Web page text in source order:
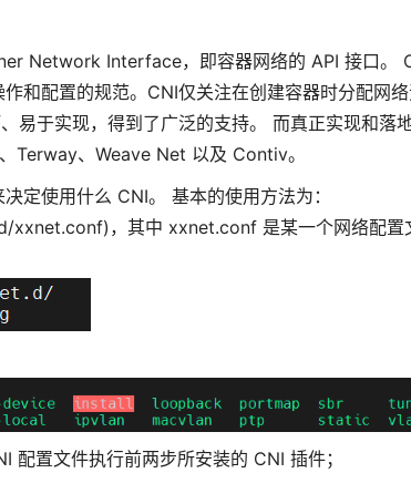
Network Interface，即容器网络的 API 接口。
和配置的规范。CNI仅关注在创建容器时分配网
易于实现，得到了广泛的支持。 而真正实现和落
Terway、Weave Net 以及 Contiv。
定使用什么 CNI。 基本的使用方法为：
，其中 xxnet.conf 是某一个网络配置
置文件执行前两步所安装的 CNI 插件；